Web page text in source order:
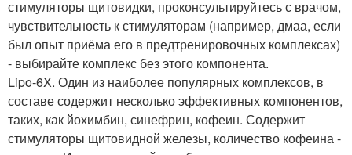
стимуляторы щитовидки, проконсультируйтесь с врачом,
чувствительность к стимуляторам (например, дмаа, если
был опыт приёма его в предтренировочных комплексах)
- выбирайте комплекс без этого компонента.
Lipo-6X. Один из наиболее популярных комплексов, в
составе содержит несколько эффективных компонентов,
таких, как йохимбин, синефрин, кофеин. Содержит
стимуляторы щитовидной железы, количество кофеина -